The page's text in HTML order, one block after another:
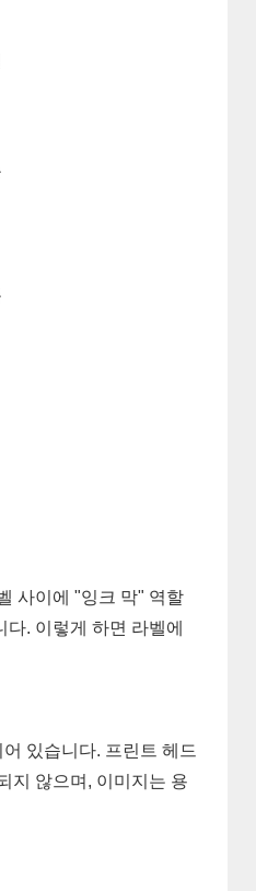
사이에 "잉크 막" 역할
. 이렇게 하면 라벨에
있습니다. 프린트 헤드
지 않으며, 이미지는 용